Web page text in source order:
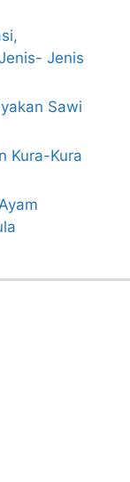
Jenis
Sawi
Kura-Kura